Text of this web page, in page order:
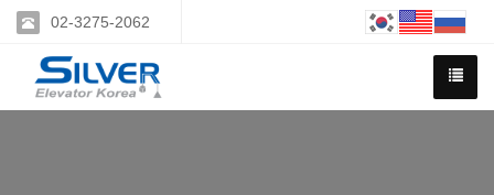
02-3275-2062